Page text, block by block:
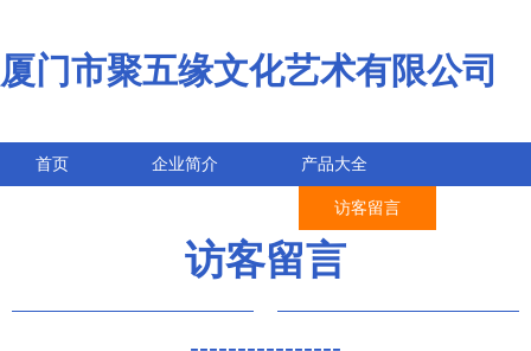
厦门市聚五缘文化艺术有限公司
首页 企业简介 产品大全
访客留言
访客留言